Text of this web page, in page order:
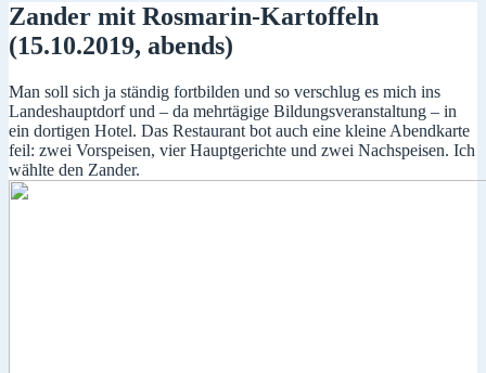
Zander mit Rosmarin-Kartoffeln
(15.10.2019, abends)
Man soll sich ja ständig fortbilden und so verschlug es mich ins
Landeshauptdorf und – da mehrtägige Bildungsveranstaltung – in
ein dortigen Hotel. Das Restaurant bot auch eine kleine Abendkarte
feil: zwei Vorspeisen, vier Hauptgerichte und zwei Nachspeisen. Ich
wählte den Zander.